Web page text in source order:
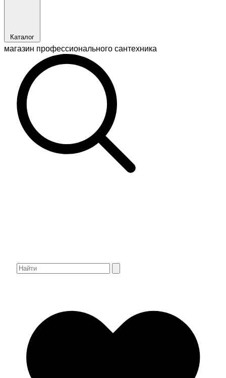
Каталог
магазин профессионального сантехника